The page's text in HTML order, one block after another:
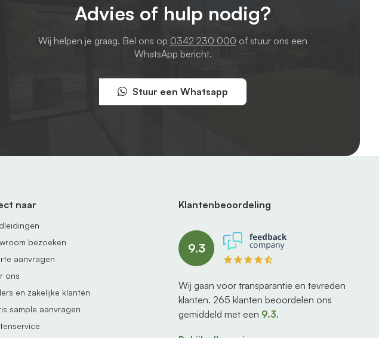
Advies of hulp nodig?
Wij helpen je graag. Bel ons op 0342 230 000 of stuur ons een
WhatsApp bericht.
Stuur een Whatsapp
naar
bezoeken
aanvragen
ons
en zakelijke klanten
sample aanvragen
Klantenbeoordeling
9.3
Wij gaan voor transparantie en tevreden
klanten. 265 klanten beoordelen ons
gemiddeld met een 9.3.